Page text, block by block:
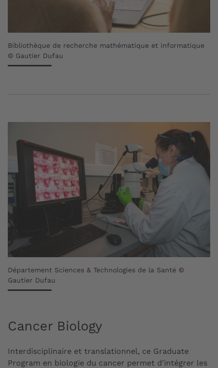
Bibliothèque de recherche mathématique et informatique
© Gautier Dufau
Département Sciences & Technologies de la Santé ©
Gautier Dufau
Cancer Biology
Interdisciplinaire et translationnel, ce Graduate
Program en biologie du cancer permet d'intégrer les